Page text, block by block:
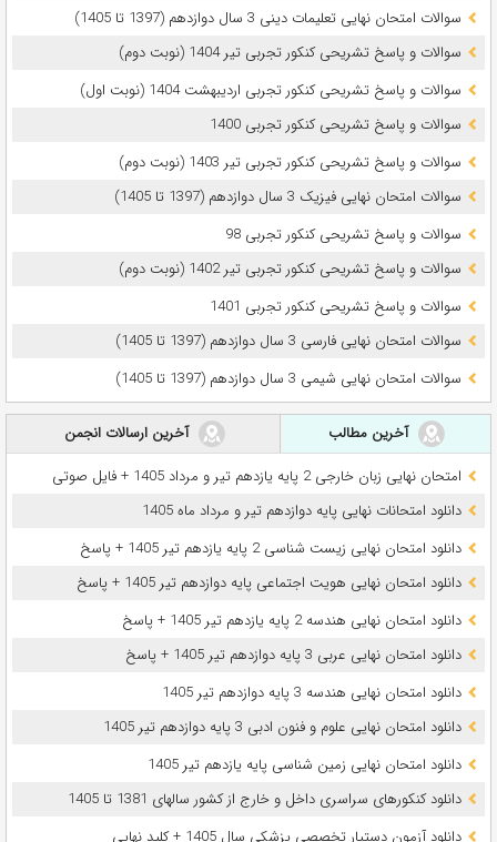
سوالات امتحان نهایی تعلیمات دینی 3 سال دوازدهم (1397 تا 1405)
سوالات و پاسخ تشریحی کنکور تجربی تیر 1404 (نوبت دوم)
سوالات و پاسخ تشریحی کنکور تجربی اردیبهشت 1404 (نوبت اول)
سوالات و پاسخ تشریحی کنکور تجربی 1400
سوالات و پاسخ تشریحی کنکور تجربی تیر 1403 (نوبت دوم)
سوالات امتحان نهایی فیزیک 3 سال دوازدهم (1397 تا 1405)
سوالات و پاسخ تشریحی کنکور تجربی 98
سوالات و پاسخ تشریحی کنکور تجربی تیر 1402 (نوبت دوم)
سوالات و پاسخ تشریحی کنکور تجربی 1401
سوالات امتحان نهایی فارسی 3 سال دوازدهم (1397 تا 1405)
سوالات امتحان نهایی شیمی 3 سال دوازدهم (1397 تا 1405)
آخرین مطالب
آخرین ارسالات انجمن
امتحان نهایی زبان خارجی 2 پایه یازدهم تیر و مرداد 1405 + فایل صوتی
دانلود امتحانات نهایی پایه دوازدهم تیر و مرداد ماه 1405
دانلود امتحان نهایی زیست شناسی 2 پایه یازدهم تیر 1405 + پاسخ
دانلود امتحان نهایی هویت اجتماعی پایه دوازدهم تیر 1405 + پاسخ
دانلود امتحان نهایی هندسه 2 پایه یازدهم تیر 1405 + پاسخ
دانلود امتحان نهایی عربی 3 پایه دوازدهم تیر 1405 + پاسخ
دانلود امتحان نهایی هندسه 3 پایه دوازدهم تیر 1405
دانلود امتحان نهایی علوم و فنون ادبی 3 پایه دوازدهم تیر 1405
دانلود امتحان نهایی زمین شناسی پایه یازدهم تیر 1405
دانلود کنکورهای سراسری داخل و خارج از کشور سالهای 1381 تا 1405
دانلود آزمون دستیار تخصصی پزشکی سال 1405 + کلید نهایی